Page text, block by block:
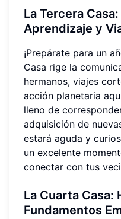
La Tercera
Aprendizaje y
¡Prepárate para un
Casa rige la
hermanos, viajes
acción planetaria
lleno de
adquisición de
estará aguda y
un excelente
conectar con tus
La Cuarta Casa:
Fundamentos